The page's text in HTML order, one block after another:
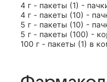
4 г - пакеты (1) -
4 г - пакеты (10) -
5 г - пакеты (10) -
5 г - пакеты (100) -
100 г - пакеты (1) в